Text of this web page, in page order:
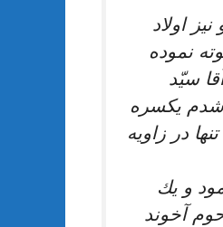
اولاد
نموده‏
سيّد
يكسره
در زاويه
و يك
آخوند